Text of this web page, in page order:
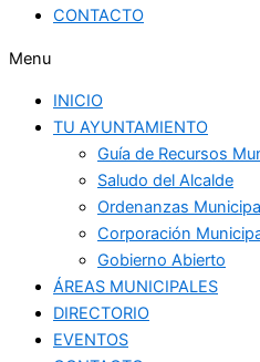
CONTACTO
Menu
INICIO
TU AYUNTAMIENTO
Guía de Recursos
Saludo del Alcalde
Ordenanzas
Corporación
Gobierno Abierto
ÁREAS MUNICIPALES
DIRECTORIO
EVENTOS